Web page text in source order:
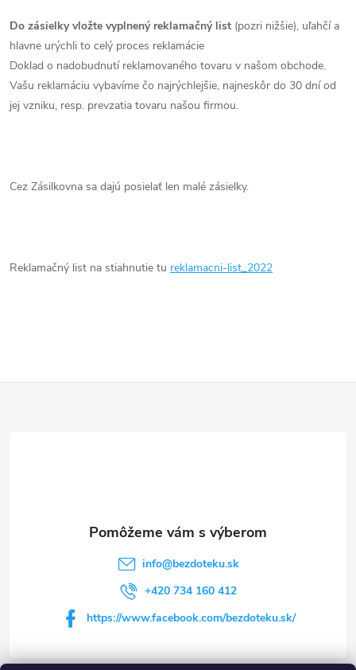
Do zásielky vložte vyplnený reklamačný list (pozri nižšie), uľahčí a
hlavne urýchli to celý proces reklamácie
Doklad o nadobudnutí reklamovaného tovaru v našom obchode.
Vašu reklamáciu vybavíme čo najrýchlejšie, najneskôr do 30 dní od
jej vzniku, resp. prevzatia tovaru našou firmou.
Cez Zásilkovna sa dajú posielať len malé zásielky.
Reklamačný list na stiahnutie tu reklamacni-list_2022
info@bezdoteku.sk
+420 734 160 412
https://www.facebook.com/bezdoteku.sk/